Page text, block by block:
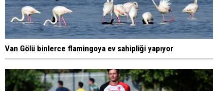
Van Gölü binlerce flamingoya ev sahipliği yapıyor